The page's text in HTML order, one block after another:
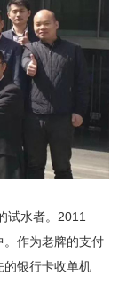
试水者。2011
。作为老牌的支付
的银行卡收单机